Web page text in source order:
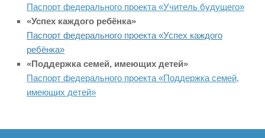
Паспорт федерального проекта «Учитель будущего»
«Успех каждого ребёнка»
Паспорт федерального проекта «Успех каждого
ребёнка»
«Поддержка семей, имеющих детей»
Паспорт федерального проекта «Поддержка семей,
имеющих детей»